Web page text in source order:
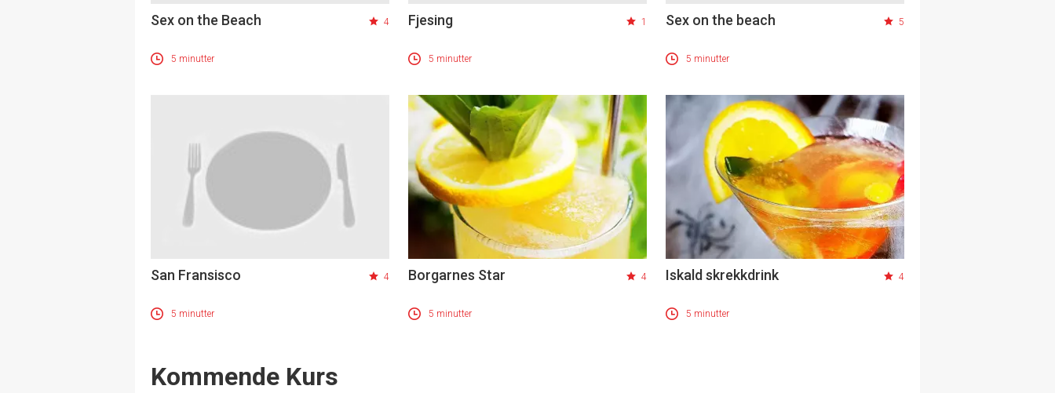
Sex on the Beach 4
5 minutter
Fjesing 1
5 minutter
Sex on the beach 5
5 minutter
San Fransisco 4
5 minutter
Borgarnes Star 4
5 minutter
Iskald skrekkdrink 4
5 minutter
Events
Kommende Kurs